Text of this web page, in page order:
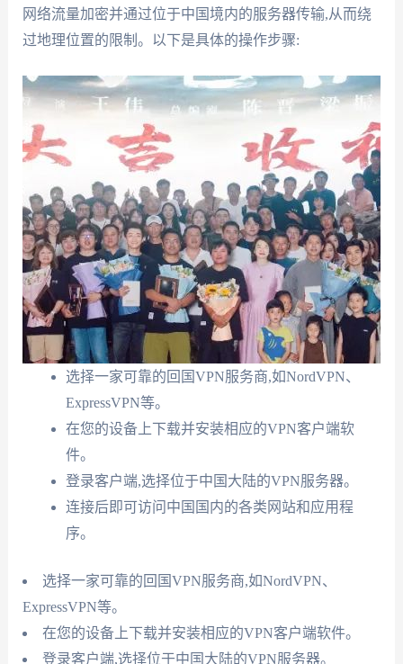
网络流量加密并通过位于中国境内的服务器传输,从而绕
过地理位置的限制。以下是具体的操作步骤:
选择一家可靠的回国VPN服务商,如NordVPN、
ExpressVPN等。
在您的设备上下载并安装相应的VPN客户端软
件。
登录客户端,选择位于中国大陆的VPN服务器。
连接后即可访问中国国内的各类网站和应用程
序。
选择一家可靠的回国VPN服务商,如NordVPN、
ExpressVPN等。
在您的设备上下载并安装相应的VPN客户端软件。
登录客户端,选择位于中国大陆的VPN服务器。